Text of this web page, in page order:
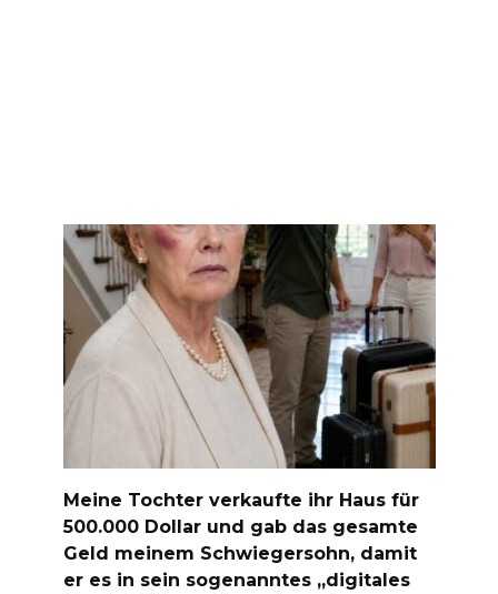
Meine Tochter verkaufte ihr Haus für
500.000 Dollar und gab das gesamte
Geld meinem Schwiegersohn, damit
er es in sein sogenanntes „digitales